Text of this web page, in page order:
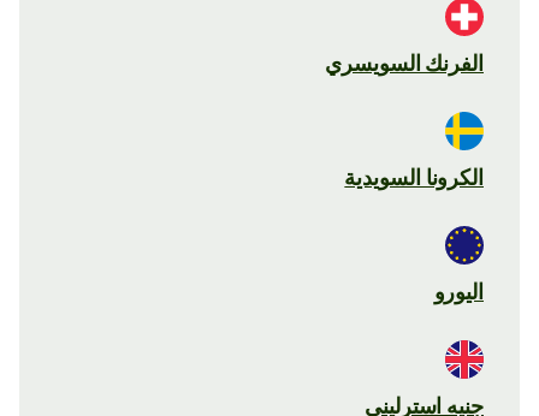
الفرنك السويسري
الكرونا السويدية
اليورو
جنيه استرليني